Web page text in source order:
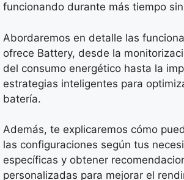
funcionando durante más tiempo
Abordaremos en detalle las
ofrece Battery, desde la
del consumo energético hasta la
estrategias inteligentes para
batería.
Además, te explicaremos cómo
las configuraciones según tus
específicas y obtener
personalizadas para mejorar el